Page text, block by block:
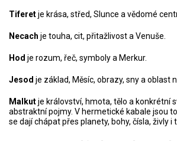
Tiferetje krása, střed, Slunce a vědomé
Necach je touha, cit, přitažlivost a Venuše.
Hod je rozum, řeč, symboly a Merkur.
Jesod je základ, Měsíc, obrazy, sny a oblast
Malkutje království, hmota, tělo a konkrétní
abstraktní pojmy. V hermetické kabale jsou
se dají chápat přes planety, bohy, čísla, živly i